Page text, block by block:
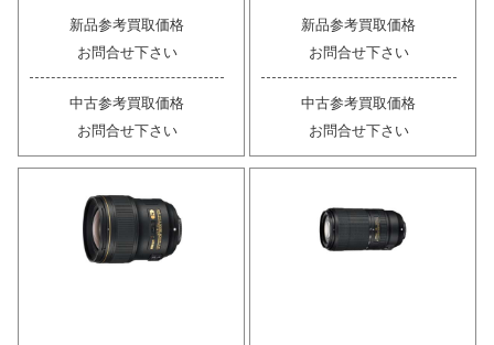
新品参考買取価格
お問合せ下さい
中古参考買取価格
お問合せ下さい
新品参考買取価格
お問合せ下さい
中古参考買取価格
お問合せ下さい